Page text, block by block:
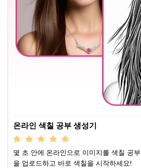
온라인 색칠 공부 생성기
몇 초 안에 온라인으로 이미지를 색칠 공
을 업로드하고 바로 색칠을 시작하세요!